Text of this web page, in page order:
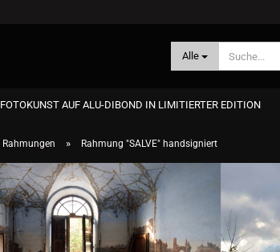
Alle
FOTOKUNST AUF ALU-DIBOND IN LIMITIERTER EDITION
Rahmungen » Rahmung "SALVE" handsigniert